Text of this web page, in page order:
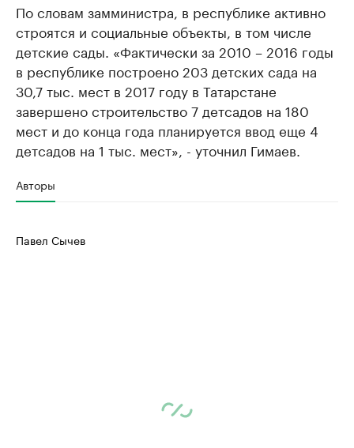
По словам замминистра, в республике активно
строятся и социальные объекты, в том числе
детские сады. «Фактически за 2010 – 2016 годы
в республике построено 203 детских сада на
30,7 тыс. мест в 2017 году в Татарстане
завершено строительство 7 детсадов на 180
мест и до конца года планируется ввод еще 4
детсадов на 1 тыс. мест», - уточнил Гимаев.
Авторы
Павел Сычев